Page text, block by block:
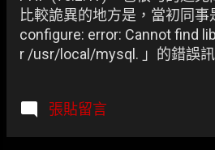
比較詭異的地方是，當初同事
configure: error: Cannot find
r /usr/local/mysql. 」的錯誤訊
張貼留言